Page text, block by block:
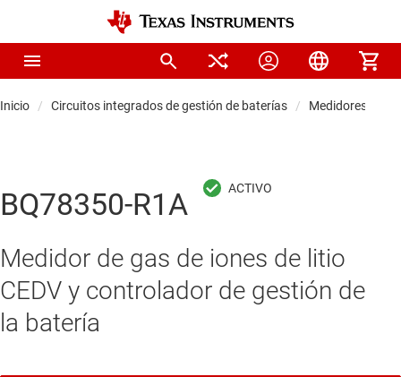
Inicio Circuitos integrados de gestión de baterías Medidores de
BQ78350-R1A
Medidor de gas de iones de litio
CEDV y controlador de gestión de
la batería